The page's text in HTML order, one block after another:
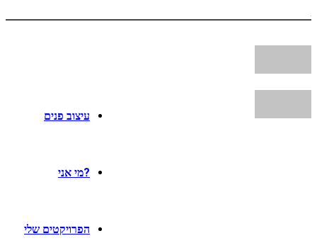
עיצוב פנים
?מי אני
הפרויקטים שלי